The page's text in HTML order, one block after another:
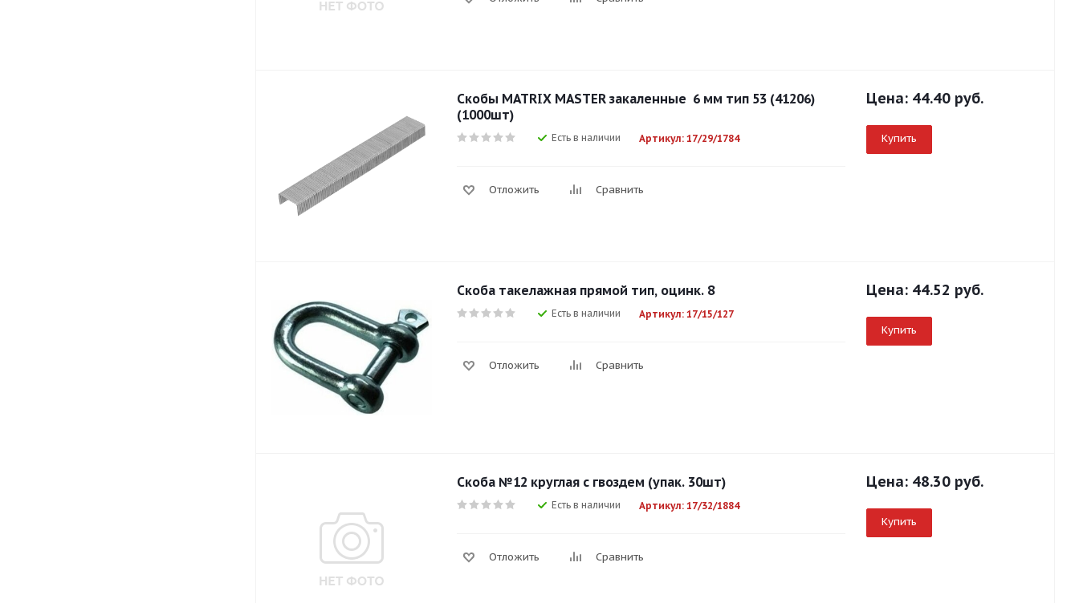
Скобы MATRIX MASTER закаленные 6 мм тип 53 (41206)
(1000шт)
Есть в наличии Артикул: 17/29/1784
Отложить Сравнить
Цена: 44.40 руб.
Купить
Скоба такелажная прямой тип, оцинк. 8
Есть в наличии Артикул: 17/15/127
Отложить Сравнить
Цена: 44.52 руб.
Купить
Скоба №12 круглая с гвоздем (упак. 30шт)
Есть в наличии Артикул: 17/32/1884
Отложить Сравнить
Цена: 48.30 руб.
Купить